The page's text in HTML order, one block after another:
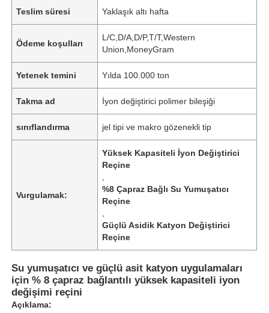
Teslim süresi Yaklaşık altı hafta
Ödeme koşulları
L/C,D/A,D/P,T/T,Western
Union,MoneyGram
Yetenek temini Yılda 100.000 ton
Takma ad İyon değiştirici polimer bileşiği
sınıflandırma jel tipi ve makro gözenekli tip
Vurgulamak:
Yüksek Kapasiteli İyon Değiştirici
Reçine
%8 Çapraz Bağlı Su Yumuşatıcı
Reçine
Güçlü Asidik Katyon Değiştirici
Reçine
Su yumuşatıcı ve güçlü asit katyon uygulamaları
için % 8 çapraz bağlantılı yüksek kapasiteli iyon
değişimi reçini
Açıklama: